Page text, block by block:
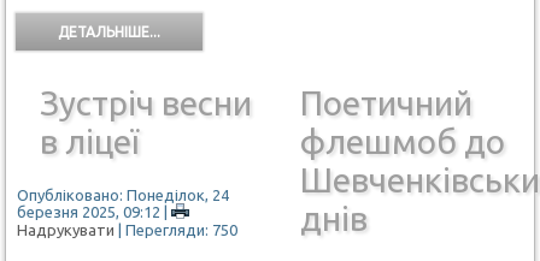
ДЕТАЛЬНІШЕ...
Зустріч весни
в ліцеї
Опубліковано: Понеділок, 24
березня 2025, 09:12 |
Надрукувати | Перегляди: 750
Поетичний
флешмоб до
днів